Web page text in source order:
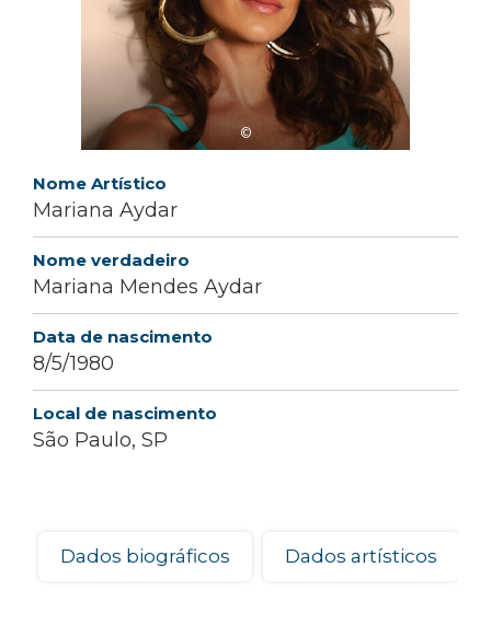
©
Nome Artístico
Mariana Aydar
Nome verdadeiro
Mariana Mendes Aydar
Data de nascimento
8/5/1980
Local de nascimento
São Paulo, SP
Dados biográficos Dados artísticos